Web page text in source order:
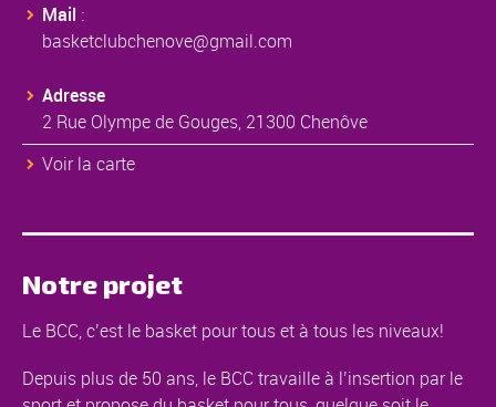
Mail :
basketclubchenove@gmail.com
Adresse
2 Rue Olympe de Gouges, 21300 Chenôve
Voir la carte
Notre projet
Le BCC, c’est le basket pour tous et à tous les niveaux!
Depuis plus de 50 ans, le BCC travaille à l’insertion par le